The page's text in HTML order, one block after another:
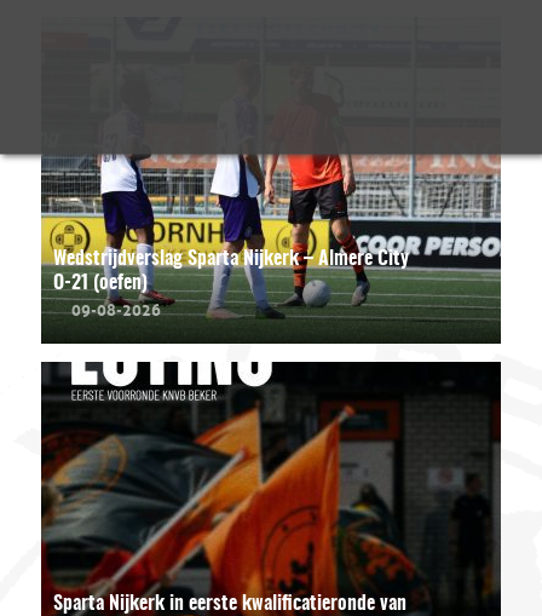
Wedstrijdverslag Sparta Nijkerk – Almere City
O-21 (oefen)
09-08-2026
Sparta Nijkerk in eerste kwalificatieronde van